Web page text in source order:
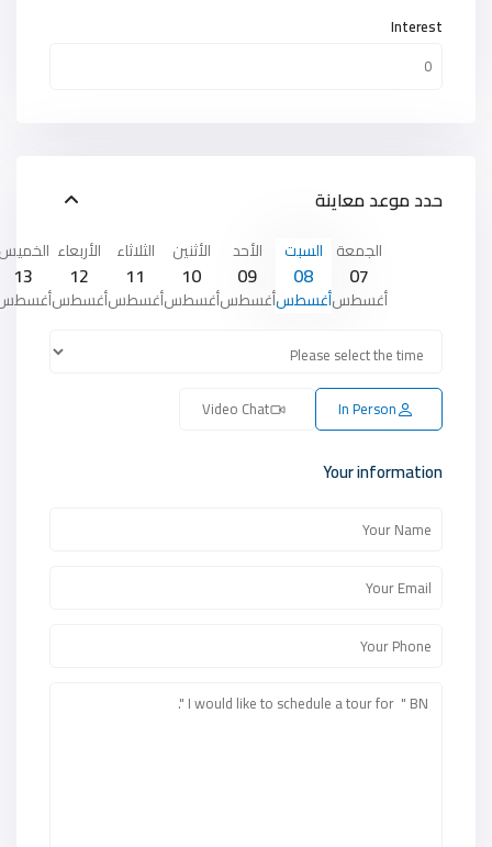
Interest
حدد موعد معاينة
الجمعة
07
أغسطس
السبت
08
أغسطس
الأحد
09
أغسطس
الأثنين
10
أغسطس
الثلاثاء
11
أغسطس
الأربعاء
12
أغسطس
13
In Person
Video Chat
Your information